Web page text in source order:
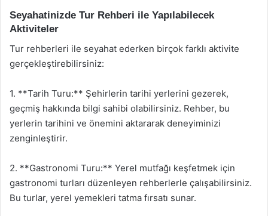
Seyahatinizde Tur Rehberi ile Yapılabilecek
Aktiviteler
Tur rehberleri ile seyahat ederken birçok farklı aktivite
gerçekleştirebilirsiniz:
1. **Tarih Turu:** Şehirlerin tarihi yerlerini gezerek,
geçmiş hakkında bilgi sahibi olabilirsiniz. Rehber, bu
yerlerin tarihini ve önemini aktararak deneyiminizi
zenginleştirir.
2. **Gastronomi Turu:** Yerel mutfağı keşfetmek için
gastronomi turları düzenleyen rehberlerle çalışabilirsiniz.
Bu turlar, yerel yemekleri tatma fırsatı sunar.